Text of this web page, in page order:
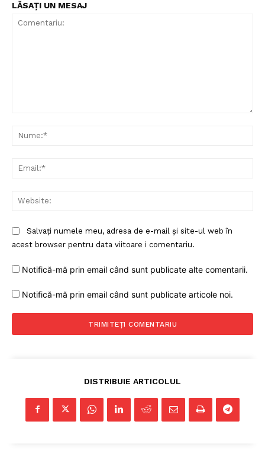
LĂSAȚI UN MESAJ
Salvați numele meu, adresa de e-mail și site-ul web în
acest browser pentru data viitoare i comentariu.
Notifică-mă prin email când sunt publicate alte comentarii.
Notifică-mă prin email când sunt publicate articole noi.
DISTRIBUIE ARTICOLUL